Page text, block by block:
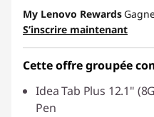
Code de réduction :
My Lenovo Rewards
S’inscrire maintenant
Cette offre groupée
Idea Tab Plus 12.1"
Pen